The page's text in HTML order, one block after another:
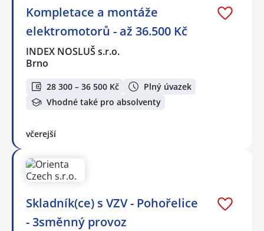
Kompletace a montáže
elektromotorů - až 36.500 Kč
INDEX NOSLUŠ s.r.o.
Brno
28 300 – 36 500 Kč
Plný úvazek
Vhodné také pro absolventy
včerejší
Skladník(ce) s VZV - Pohořelice
- 3směnný provoz